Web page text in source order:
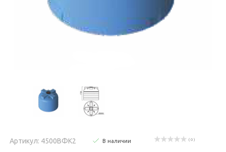
Артикул: 4500ВФК2 В наличии ( 0 )